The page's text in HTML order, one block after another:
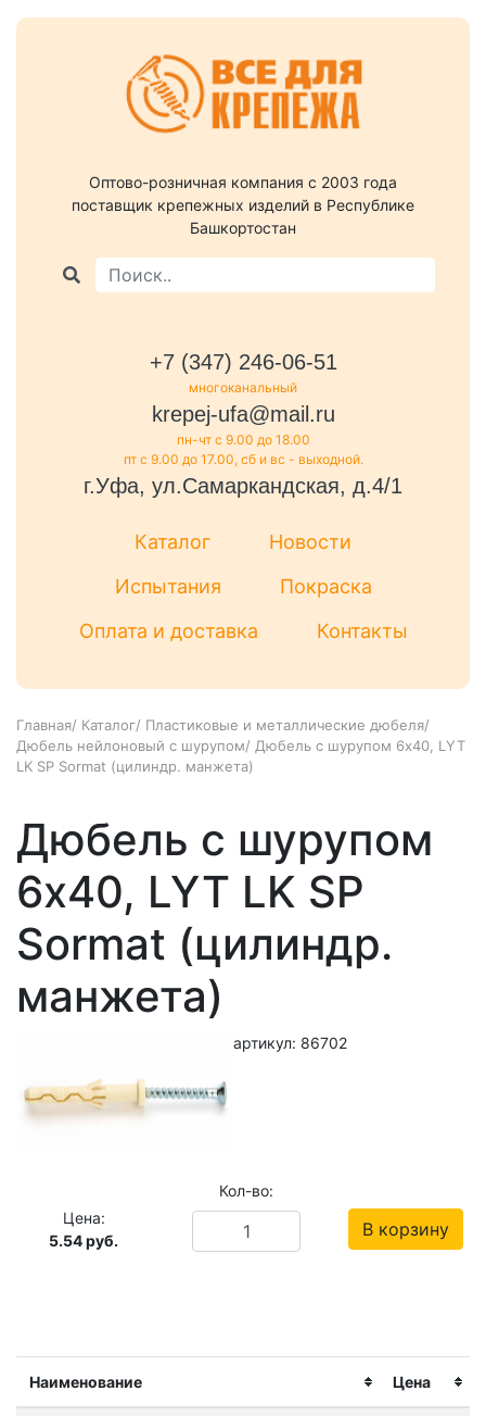
Оптово-розничная компания c 2003 года
поставщик крепежных изделий в Республике
Башкортостан
+7 (347) 246-06-51
многоканальный
krepej-ufa@mail.ru
пн-чт с 9.00 до 18.00
пт с 9.00 до 17.00, сб и вс - выходной.
г.Уфа, ул.Самаркандская, д.4/1
Каталог
Новости
Испытания
Покраска
Оплата и доставка
Контакты
Главная/ Каталог/ Пластиковые и металлические дюбеля/
Дюбель нейлоновый с шурупом/ Дюбель с шурупом 6x40, LYT
LK SP Sormat (цилиндр. манжета)
Наименование Цена
Дюбель с шурупом
6x40, LYT LK SP
Sormat (цилиндр.
манжета)
артикул: 86702
Цена:
5.54руб.
Кол-во:
В корзину